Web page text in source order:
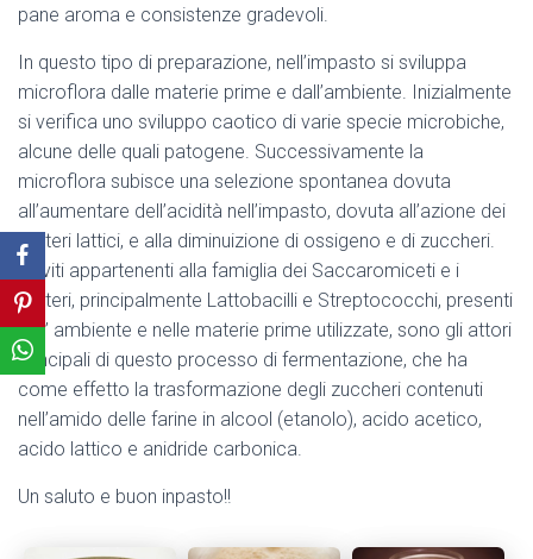
pane aroma e consistenze gradevoli.
In questo tipo di preparazione, nell’impasto si sviluppa
microflora dalle materie prime e dall’ambiente. Inizialmente
si verifica uno sviluppo caotico di varie specie microbiche,
alcune delle quali patogene. Successivamente la
microflora subisce una selezione spontanea dovuta
all’aumentare dell’acidità nell’impasto, dovuta all’azione dei
batteri lattici, e alla diminuizione di ossigeno e di zuccheri.
Lieviti appartenenti alla famiglia dei Saccaromiceti e i
batteri, principalmente Lattobacilli e Streptococchi, presenti
nell’ ambiente e nelle materie prime utilizzate, sono gli attori
principali di questo processo di fermentazione, che ha
come effetto la trasformazione degli zuccheri contenuti
nell’amido delle farine in alcool (etanolo), acido acetico,
acido lattico e anidride carbonica.
Un saluto e buon inpasto!!